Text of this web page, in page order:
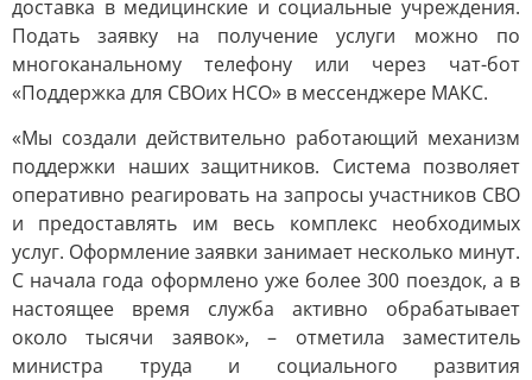
доставка в медицинские и социальные учреждения.
Подать заявку на получение услуги можно по
многоканальному телефону или через чат-бот
«Поддержка для СВОих НСО» в мессенджере МАКС.
«Мы создали действительно работающий механизм
поддержки наших защитников. Система позволяет
оперативно реагировать на запросы участников СВО
и предоставлять им весь комплекс необходимых
услуг. Оформление заявки занимает несколько минут.
С начала года оформлено уже более 300 поездок, а в
настоящее время служба активно обрабатывает
около тысячи заявок», – отметила заместитель
министра труда и социального развития